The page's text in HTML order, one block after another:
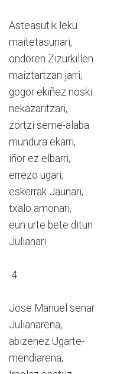
Asteasutik leku
maitetasunari,
ondoren Zizurkillen
maiztartzan jarri;
gogor ekiñez noski
nekazaritzari,
zortzi seme-alaba
mundura ekarri,
iñor ez elbarri,
errezo ugari,
eskerrak Jaunari,
txalo amonari,
eun urte bete ditun
Julianari.
4
Jose Manuel senar
Julianarena,
abizenez Ugarte-
mendiarena;